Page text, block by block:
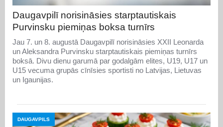
Daugavpilī norisināsies starptautiskais
Purvinsku piemiņas boksa turnīrs
Jau 7. un 8. augustā Daugavpilī norisināsies XXII Leonarda
un Aleksandra Purvinsku starptautiskais piemiņas turnīrs
boksā. Divu dienu garumā par godalgām elites, U19, U17 un
U15 vecuma grupās cīnīsies sportisti no Latvijas, Lietuvas
un Igaunijas.
DAUGAVPILS